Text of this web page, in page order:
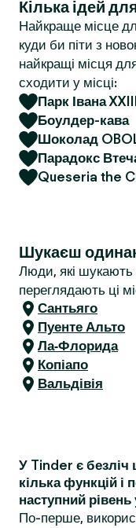
r
Кілька ідей
Найкраще місце
куди би піти з
найкращі місця
сходити у місці:
Парк Івана XXIII
Боулдер-кава
Шоколад
Парадокс
Queseria the
Шукаєш
Люди, які шукають
переглядають ці
Сантьяго
Пуенте Альто
Ла-Флорида
Копіапо
Вальдівія
У Tinder є безліч
кілька функцій і
наступний
По-перше,